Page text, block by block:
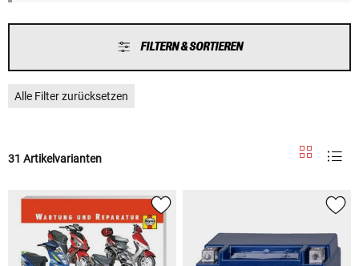
FILTERN & SORTIEREN
Alle Filter zurücksetzen
31 Artikelvarianten